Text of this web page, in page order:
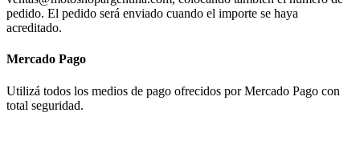
pedido. El pedido será enviado cuando el importe se haya
acreditado.
Mercado Pago
Utilizá todos los medios de pago ofrecidos por Mercado Pago con
total seguridad.